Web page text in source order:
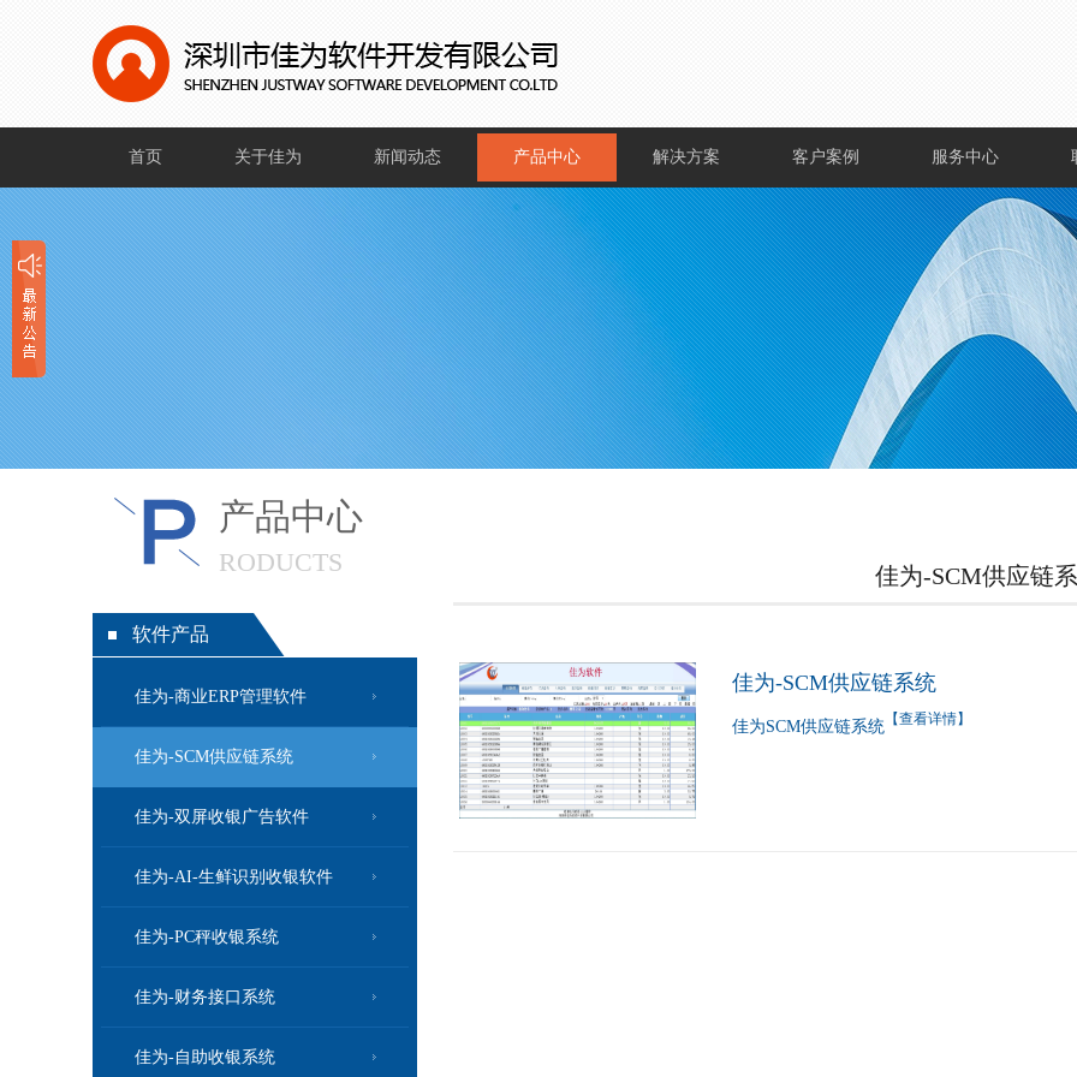
首页 关于佳为
公司介绍
企业文化
企业证书
公司一角
新闻动态
公司新闻
行业新闻
社会新闻
产品中心
软件产品
硬件产品
解决方案
超市类解决方
案
百货类解决方
案
家具类解决方
案
服饰类解决方
案
客户案例
百货类案例
超市类案例
家具类案例
服饰类案例
服务中心
常见问题
下载中心
产品中心
RODUCTS
软件产品
佳为-商业ERP管理软件
佳为-SCM供应链系统
佳为-双屏收银广告软件
佳为-AI-生鲜识别收银软件
佳为-PC秤收银系统
佳为-财务接口系统
佳为-自助收银系统
佳为-SCM供应链
佳为-SCM供应链系统
佳为SCM供应链系统 【查看详情】